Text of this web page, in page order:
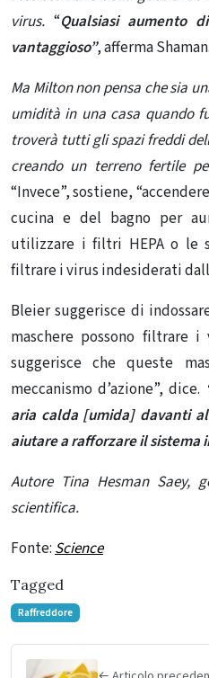
virus. “Qualsiasi aumento
vantaggioso”, afferma Shaman.
Ma Milton non pensa che sia
umidità in una casa quando
troverà tutti gli spazi freddi
creando un terreno fertile
“Invece”, sostiene,
cucina e del bagno per
utilizzare i filtri HEPA o le
filtrare i virus indesiderati
Bleier suggerisce di
maschere possono filtrare
suggerisce che queste
meccanismo d’azione”, dice.
aria calda [umida] davanti
aiutare a rafforzare il sistema
Autore Tina Hesman Saey,
scientifica.
Fonte: Science
Tagged
Raffreddore